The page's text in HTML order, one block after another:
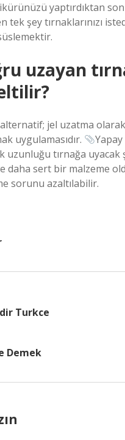
yaptırdıktan
tek şey tırnaklarınızı
uzayan
jel uzatma
uygulamasıdır.
Yapay
uzunluğu tırnağa uyacak
daha sert bir malzeme
sorunu azaltılabilir.
Turkce
Demek